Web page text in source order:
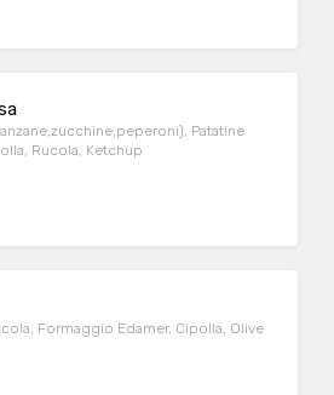
Patatine
Rucola, Ketchup
Formaggio Edamer, Cipolla, Olive